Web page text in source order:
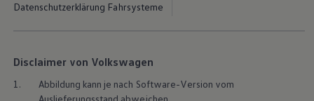
Datenschutzerklärung Fahrsysteme
Disclaimer von Volkswagen
1.
Abbildung kann je nach Software-Version vom
Auslieferungsstand abweichen.